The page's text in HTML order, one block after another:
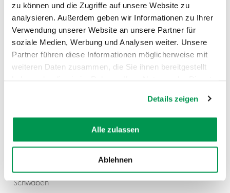
zu können und die Zugriffe auf unsere Website zu
analysieren. Außerdem geben wir Informationen zu Ihrer
Verwendung unserer Website an unsere Partner für
soziale Medien, Werbung und Analysen weiter. Unsere
Partner führen diese Informationen möglicherweise mit
weiteren Daten zusammen, die Sie ihnen bereitgestellt
Details zeigen
Alle zulassen
Ablehnen
3
Wiesental-Tour Elchingen
©
Wiesental-Tour rund um Elchingen
DISTANZ
6,9 km
DAUER
1:39 h
SCHWIERIGKEIT
Premiumwanderweg
©
"Klimaneutrales Wandererlebnis von Anfang
an"- Erster Premiumwanderweg in Bayerisch-
Schwaben